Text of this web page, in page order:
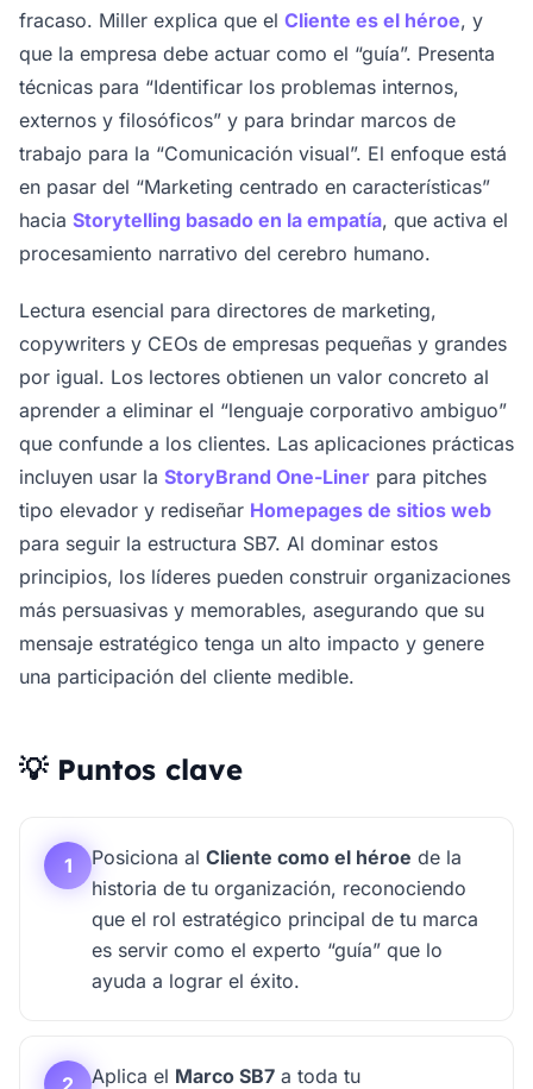
fracaso. Miller explica que el Cliente es el héroe, y
que la empresa debe actuar como el “guía”. Presenta
técnicas para “Identificar los problemas internos,
externos y filosóficos” y para brindar marcos de
trabajo para la “Comunicación visual”. El enfoque está
en pasar del “Marketing centrado en características”
hacia Storytelling basado en la empatía, que activa el
procesamiento narrativo del cerebro humano.
Lectura esencial para directores de marketing,
copywriters y CEOs de empresas pequeñas y grandes
por igual. Los lectores obtienen un valor concreto al
aprender a eliminar el “lenguaje corporativo ambiguo”
que confunde a los clientes. Las aplicaciones prácticas
incluyen usar la StoryBrand One-Liner para pitches
tipo elevador y rediseñar Homepages de sitios web
para seguir la estructura SB7. Al dominar estos
principios, los líderes pueden construir organizaciones
más persuasivas y memorables, asegurando que su
mensaje estratégico tenga un alto impacto y genere
una participación del cliente medible.
💡 Puntos clave
1 Posiciona al Cliente como el héroe de la
historia de tu organización, reconociendo
que el rol estratégico principal de tu marca
es servir como el experto “guía” que lo
ayuda a lograr el éxito.
2 Aplica el Marco SB7 a toda tu